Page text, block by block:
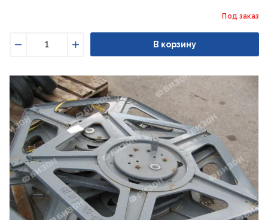
Под заказ
Увеличить
В корзину